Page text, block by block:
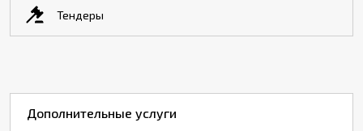
Тендеры
Дополнительные услуги